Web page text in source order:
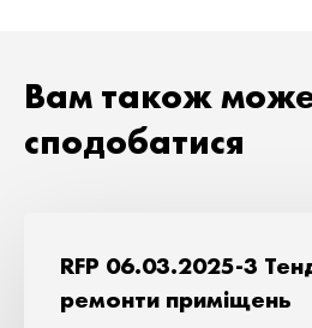
Вам також
сподобатися
RFP 06.03.2025-3
ремонти приміщень